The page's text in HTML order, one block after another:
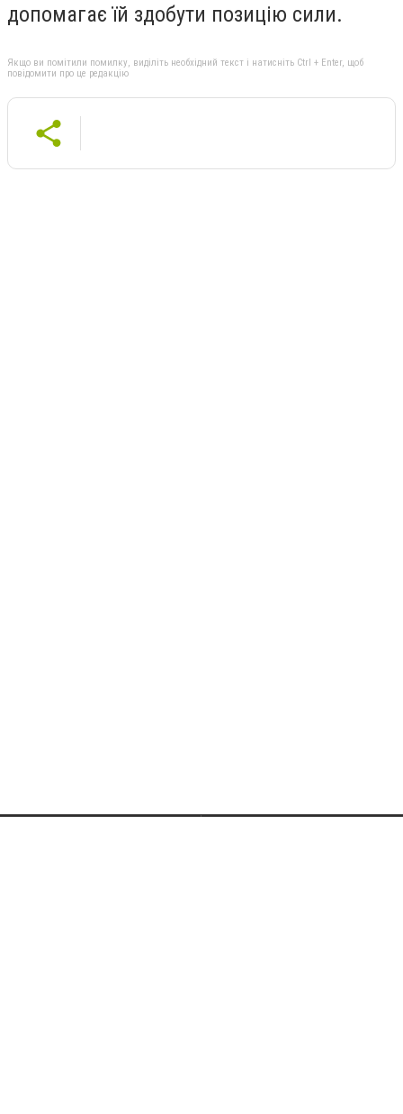
допомагає їй здобути позицію сили.
Якщо ви помітили помилку, виділіть необхідний текст і натисніть Ctrl + Enter, щоб
повідомити про це редакцію